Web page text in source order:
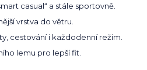
casual“ a stále sportovně.
vrstva do větru.
cestování i každodenní režim.
lemu pro lepší fit.